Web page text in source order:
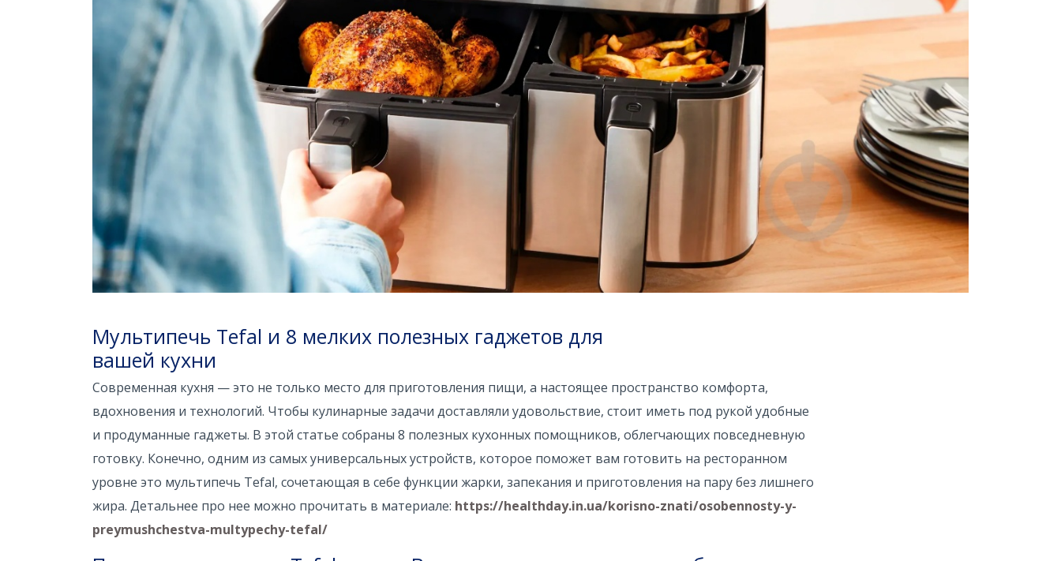
Мультипечь Tefal и 8 мелких полезных гаджетов для
вашей кухни
Современная кухня — это не только место для приготовления пищи, а настоящее пространство комфорта,
вдохновения и технологий. Чтобы кулинарные задачи доставляли удовольствие, стоит иметь под рукой удобные
и продуманные гаджеты. В этой статье собраны 8 полезных кухонных помощников, облегчающих повседневную
готовку. Конечно, одним из самых универсальных устройств, которое поможет вам готовить на ресторанном
уровне это мультипечь Tefal, сочетающая в себе функции жарки, запекания и приготовления на пару без лишнего
жира. Детальнее про нее можно прочитать в материале: https://healthday.in.ua/korisno-znati/osobennosty-y-
preymushchestva-multypechy-tefal/